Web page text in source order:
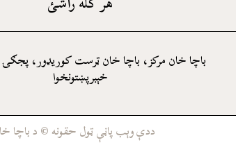
باچا خان مرکز، باچا خان ټرست کوريډور، پجګۍ
خېبرپښتونخوا
ددې وېب پاڼې ټول حقونه © د باچا